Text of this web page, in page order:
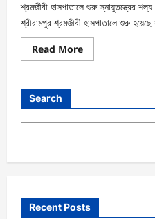
শ্রমজীবী হাসপাতালে শুরু স্নায়ুতন্ত্রের
শ্রীরামপুর শ্রমজীবী হাসপাতালে শুরু হয়েছে
Read More
Search
Recent Posts